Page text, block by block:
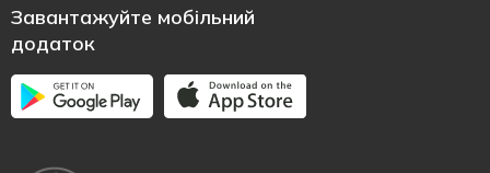
Завантажуйте мобільний
додаток